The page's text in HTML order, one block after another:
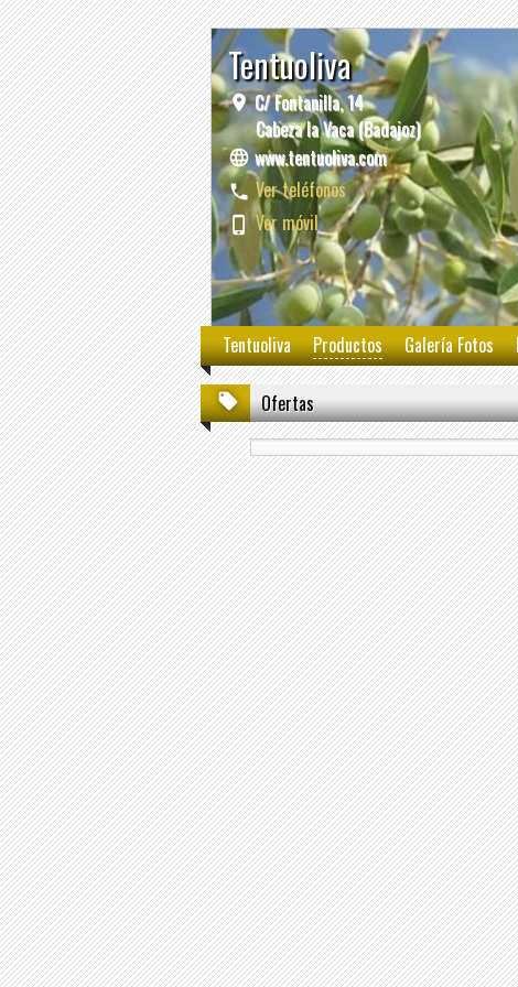
Tentuoliva
C/ Fontanilla, 14
Cabeza la Vaca (Badajoz)
www.tentuoliva.com
Ver teléfonos
Ver móvil
Tentuoliva Productos Galería Fotos
Ofertas